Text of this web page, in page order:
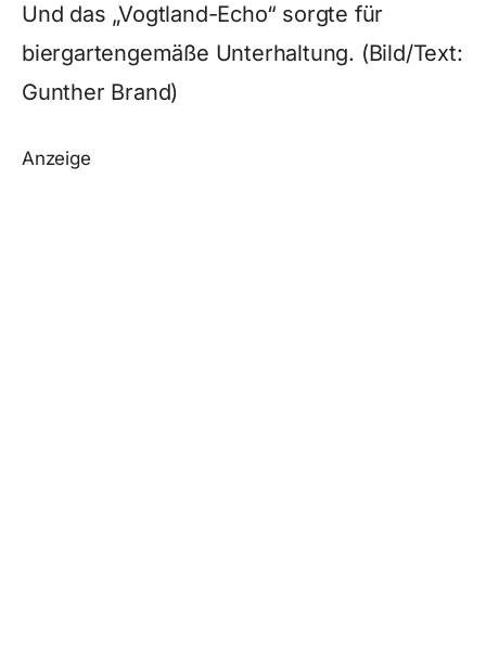
Und das „Vogtland-Echo“ sorgte für
biergartengemäße Unterhaltung. (Bild/Text:
Gunther Brand)
Anzeige